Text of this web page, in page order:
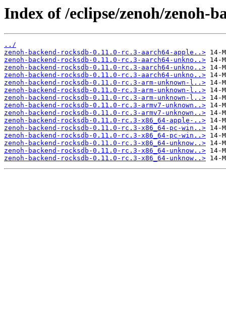
Index of /eclipse/zenoh/zenoh-
../
zenoh-backend-rocksdb-0.11.0-rc.3-aarch64-apple..>
zenoh-backend-rocksdb-0.11.0-rc.3-aarch64-unkno..>
zenoh-backend-rocksdb-0.11.0-rc.3-aarch64-unkno..>
zenoh-backend-rocksdb-0.11.0-rc.3-aarch64-unkno..>
zenoh-backend-rocksdb-0.11.0-rc.3-arm-unknown-l..>
zenoh-backend-rocksdb-0.11.0-rc.3-arm-unknown-l..>
zenoh-backend-rocksdb-0.11.0-rc.3-arm-unknown-l..>
zenoh-backend-rocksdb-0.11.0-rc.3-armv7-unknown..>
zenoh-backend-rocksdb-0.11.0-rc.3-armv7-unknown..>
zenoh-backend-rocksdb-0.11.0-rc.3-x86_64-apple-..>
zenoh-backend-rocksdb-0.11.0-rc.3-x86_64-pc-win..>
zenoh-backend-rocksdb-0.11.0-rc.3-x86_64-pc-win..>
zenoh-backend-rocksdb-0.11.0-rc.3-x86_64-unknow..>
zenoh-backend-rocksdb-0.11.0-rc.3-x86_64-unknow..>
zenoh-backend-rocksdb-0.11.0-rc.3-x86_64-unknow..>